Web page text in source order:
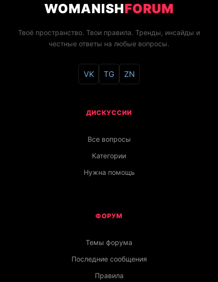
WOMANISHFORUM
Твоё пространство. Твои правила. Тренды, инсайды и
честные ответы на любые вопросы.
VK TG ZN
ДИСКУССИИ
Все вопросы
Категории
Нужна помощь
ФОРУМ
Темы форума
Последние сообщения
Правила